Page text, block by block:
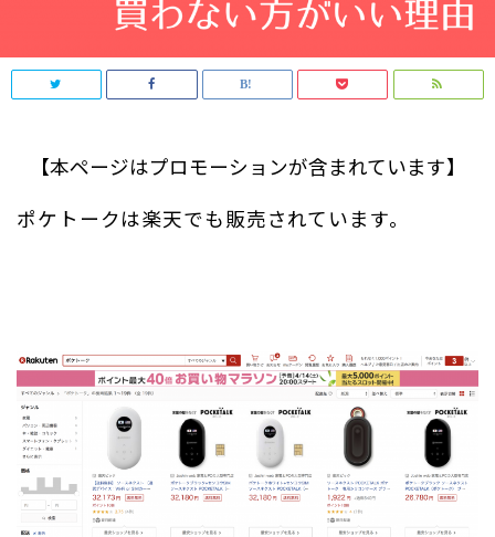
【本ページはプロモーションが含まれています】
ポケトークは楽天でも販売されています。